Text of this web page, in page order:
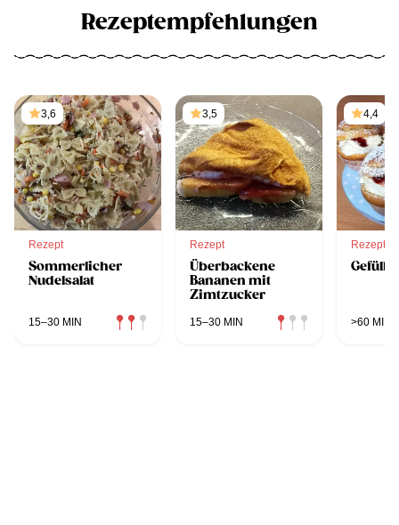
Rezeptempfehlungen
3,6
Rezept
Sommerlicher
Nudelsalat
15–30 MIN
3,5
Rezept
Überbackene
Bananen mit
Zimtzucker
15–30 MIN
4,4
Rezept
>60 MIN